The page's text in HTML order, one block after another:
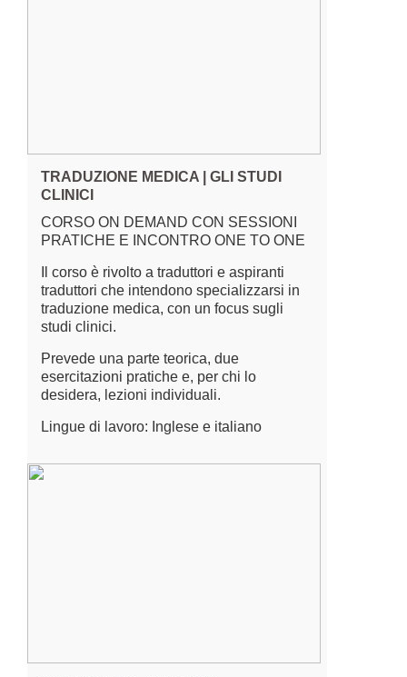
TRADUZIONE MEDICA | GLI STUDI
CLINICI
CORSO ON DEMAND CON SESSIONI
PRATICHE E INCONTRO ONE TO ONE
Il corso è rivolto a traduttori e aspiranti
traduttori che intendono specializzarsi in
traduzione medica, con un focus sugli
studi clinici.
Prevede una parte teorica, due
esercitazioni pratiche e, per chi lo
desidera, lezioni individuali.
Lingue di lavoro: Inglese e italiano